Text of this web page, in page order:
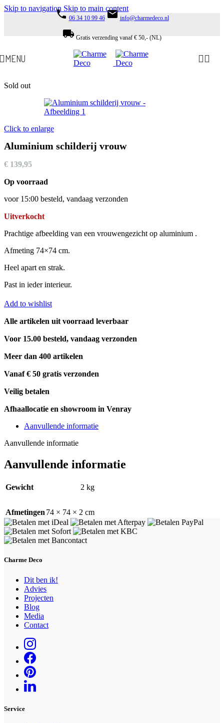
Skip to navigation Skip to main content
phone 06 34 10 99 46 email info@charmedeco.nl
local_shipping Gratis verzending vanaf € 50,- (NL)
MENU
Sold out
Click to enlarge
Aluminium schilderij vrouw
€ 139,95
Op voorraad
voor 15:00 besteld, vandaag verzonden
Uitverkocht
Prachtige afbeelding van een vrouwengezicht op aluminium .
Afmeting 74×74 cm.
Heel apart en strak.
Past in ieder interieur.
Add to wishlist
Alle artikelen uit voorraad leverbaar
Voor 15.00 besteld, vandaag verzonden
Meer dan 400 artikelen
Vanaf € 50 gratis verzonden
Veilig betalen
Afhaallocatie en showroom in Venray
Aanvullende informatie
Aanvullende informatie
Aanvullende informatie
Gewicht 2 kg
Afmetingen 74 × 74 × 2 cm
Charme Deco
Dit ben ik!
Advies
Projecten
Blog
Media
Contact
Service